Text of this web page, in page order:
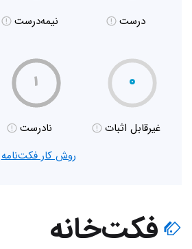
درست نیمه‌درست
۰
غیر‌قابل اثبات
۱
نادرست
روش کار فکت‌نامه
فکت‌خانه